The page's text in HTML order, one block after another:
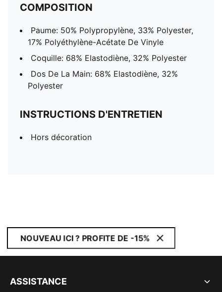
COMPOSITION
Paume: 50% Polypropylène, 33% Polyester,
17% Polyéthylène-Acétate De Vinyle
Coquille: 68% Elastodiène, 32% Polyester
Dos De La Main: 68% Elastodiène, 32%
Polyester
INSTRUCTIONS D'ENTRETIEN
Hors décoration
NOUVEAU ICI ? PROFITE DE -15%
ASSISTANCE